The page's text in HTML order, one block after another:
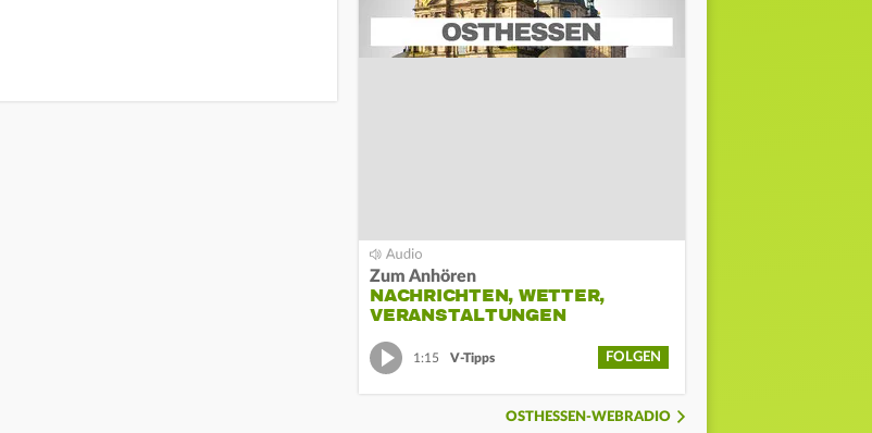
Zum Anhören
NACHRICHTEN, WETTER,
VERANSTALTUNGEN
1:15 V-Tipps FOLGEN
OSTHESSEN-WEBRADIO